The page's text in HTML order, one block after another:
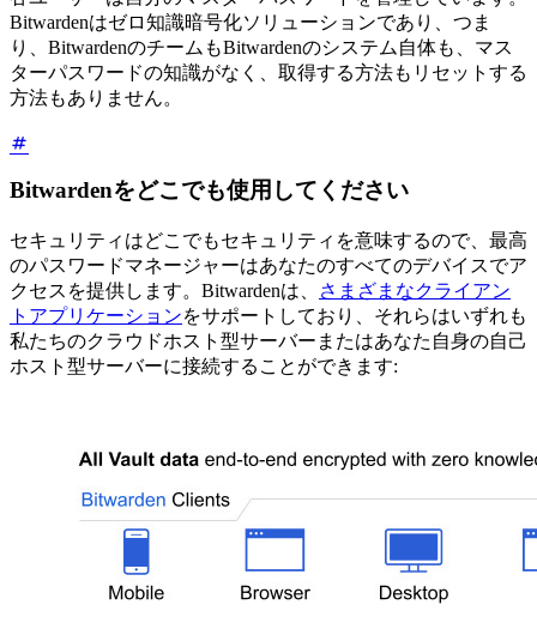
Bitwardenはゼロ知識暗号化ソリューションであり、つま
り、BitwardenのチームもBitwardenのシステム自体も、マス
ターパスワードの知識がなく、取得する方法もリセットする
方法もありません。
Bitwardenをどこでも使用してください
セキュリティはどこでもセキュリティを意味するので、最高
のパスワードマネージャーはあなたのすべてのデバイスでア
クセスを提供します。Bitwardenは、
さまざまなクライアン
トアプリケーションをサポートしており、それらはいずれも
私たちのクラウドホスト型サーバーまたはあなた自身の自己
ホスト型サーバーに接続することができます: